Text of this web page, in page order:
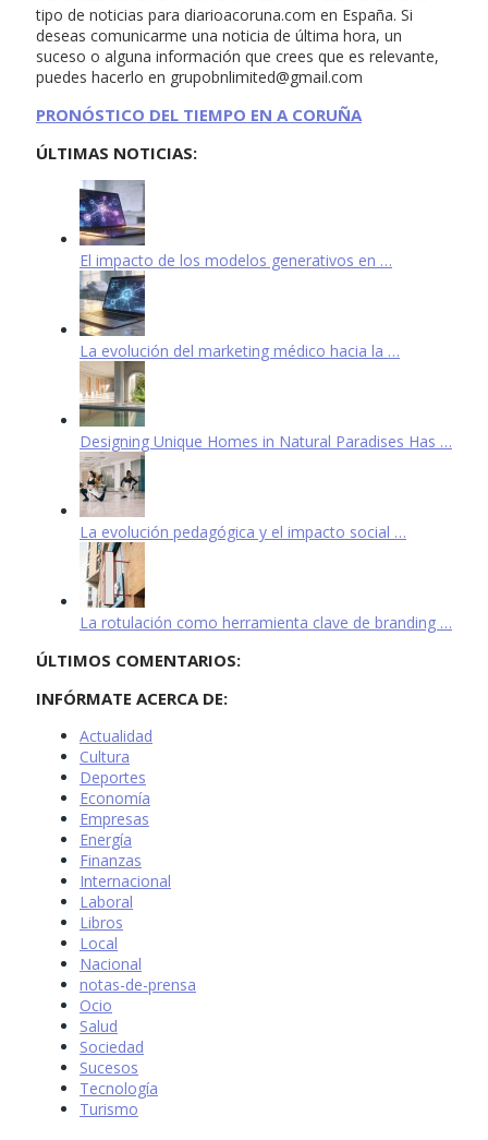
tipo de noticias para diarioacoruna.com en España. Si
deseas comunicarme una noticia de última hora, un
suceso o alguna información que crees que es relevante,
puedes hacerlo en grupobnlimited@gmail.com
PRONÓSTICO DEL TIEMPO EN A CORUÑA
ÚLTIMAS NOTICIAS:
El impacto de los modelos generativos en …
La evolución del marketing médico hacia la …
Designing Unique Homes in Natural Paradises Has …
La evolución pedagógica y el impacto social …
La rotulación como herramienta clave de branding …
ÚLTIMOS COMENTARIOS:
INFÓRMATE ACERCA DE:
Actualidad
Cultura
Deportes
Economía
Empresas
Energía
Finanzas
Internacional
Laboral
Libros
Local
Nacional
notas-de-prensa
Ocio
Salud
Sociedad
Sucesos
Tecnología
Turismo